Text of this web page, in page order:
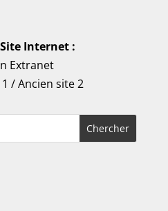
Internet :
Extranet
/Ancien site 2